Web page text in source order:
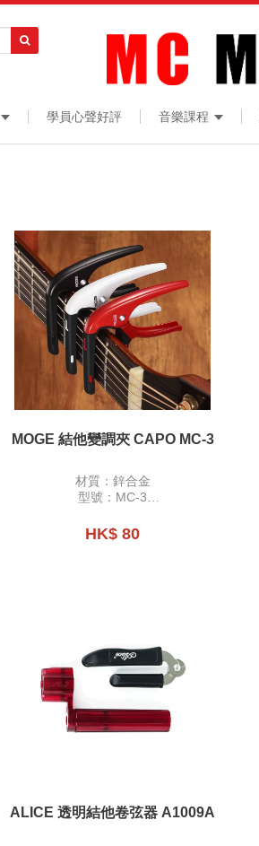
學員心聲好評 音樂課程
MOGE 結他變調夾 CAPO MC-3
材質：鋅合金
型號：MC-3
HK$ 80
ALICE 透明結他卷弦器 A1009A